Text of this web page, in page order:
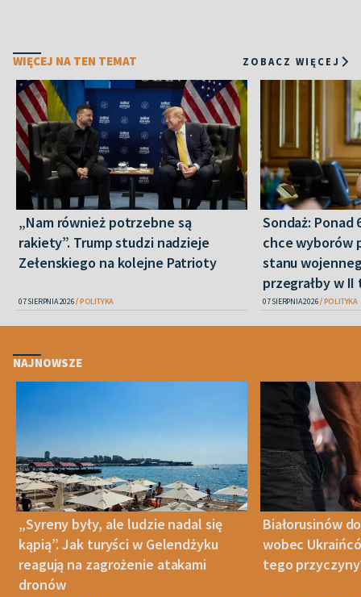
WIĘCEJ NA TEN TEMAT ZOBACZ WIĘCEJ
„Nam również potrzebne są
rakiety”. Trump studzi nadzieje
Zełenskiego na kolejne Patrioty
07 SIERPNIA 2026 POLITYKA
Sondaż: Ponad
chce wyborów
stanu
przegrałby w II
07 SIERPNIA 2026 POLITYKA
NAJNOWSZE
„Syreny były, ale ludzie nadal się
kąpią”. Jak turyści w Gelendżyku
reagują na zagrożenie atakami
dronów
Białorusinów
wobec
tego